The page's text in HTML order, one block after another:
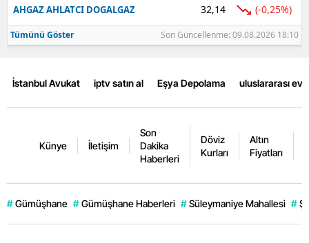
AHGAZ AHLATCI DOGALGAZ 32,14 (-0,25%)
Tümünü Göster Son Güncellenme: 09.08.2026 18:10
İstanbul Avukat iptv satın al Eşya Depolama uluslararası
Künye İletişim
Son
Dakika
Haberleri
Döviz
Kurları
Altın
Fiyatları
# Gümüşhane # Gümüşhane Haberleri # Süleymaniye Mahallesi #